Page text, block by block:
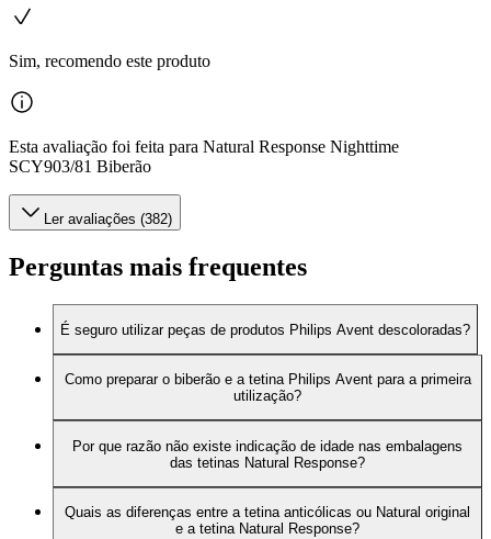
Sim, recomendo este produto
Esta avaliação foi feita para Natural Response Nighttime
SCY903/81 Biberão
Ler avaliações (382)
Perguntas mais frequentes
É seguro utilizar peças de produtos Philips Avent descoloradas?
Como preparar o biberão e a tetina Philips Avent para a primeira
utilização?
Por que razão não existe indicação de idade nas embalagens
das tetinas Natural Response?
Quais as diferenças entre a tetina anticólicas ou Natural original
e a tetina Natural Response?